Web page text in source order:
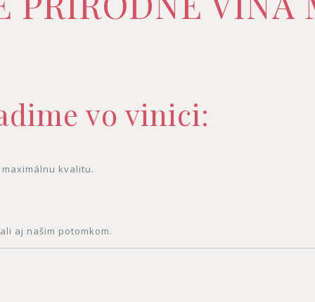
vo vinici:
kvalitu.
aj našim potomkom.